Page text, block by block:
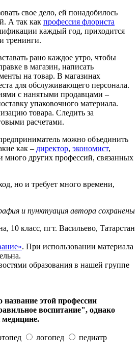
свое дело, ей понадобилось
А так как профессия флориста
каждый год, приходится
тренинги.
рано каждое утро, чтобы
в магазин, написать
на товар. В магазинах
для обслуживающего персонала.
с нанятыми продавцами –
упаковочного материала.
товара. Следить за
расчетами.
можно объединить
как – директор, экономист,
много других профессий, связанных
но и требует много времени,
и пунктуация автора сохранены
10 класс, пгт. Васильево, Татарстан
. При использовании материала
образования в нашей группе
название этой профессии
воспитание", однако
медицине.
логопед педиатр